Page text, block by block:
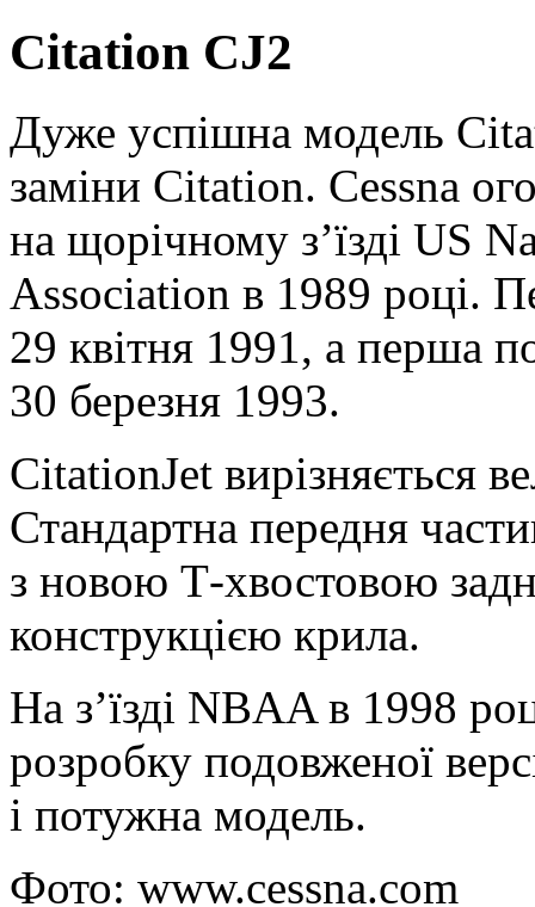
Citation CJ2
Дуже успішна модель
заміни Citation. Cessna
на щорічному з’їзді US
Association в 1989 році.
29 квітня 1991, а перша
30 березня 1993.
CitationJet вирізняється
Стандартна передня
з новою Т-хвостовою
конструкцією крила.
На з’їзді NBAA в 1998
розробку подовженої
і потужна модель.
Фото: www.cessna.com